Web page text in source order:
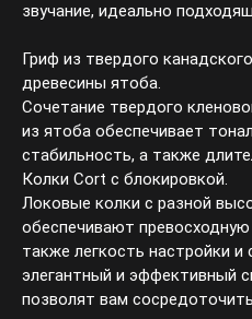
звучание, идеально
Гриф из твердого
древесины ятоба.
Сочетание твердого
из ятоба обеспечивает
стабильность, а также
Колки Cort с блокировкой.
Локовые колки с разной
обеспечивают
также легкость настройки
элегантный и эффективный
позволят вам